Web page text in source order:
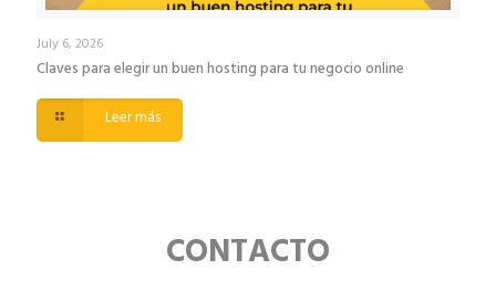
July 6, 2026
Claves para elegir un buen hosting para tu negocio online
Leer más
CONTACTO